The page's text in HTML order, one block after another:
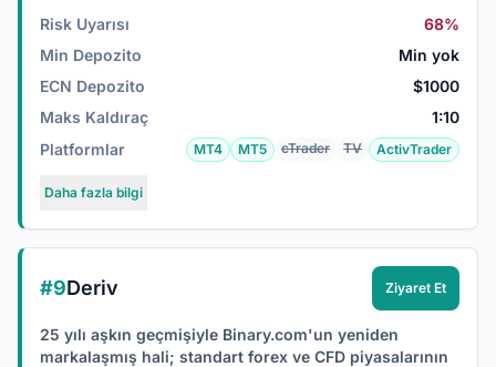
Risk Uyarısı
68%
Min Depozito
Min yok
ECN Depozito
$1000
Maks Kaldıraç
1:10
Platformlar
MT4 MT5 cTrader TV ActivTrader
Daha fazla bilgi
#9Deriv Ziyaret Et
25 yılı aşkın geçmişiyle Binary.com'un yeniden
markalaşmış hali; standart forex ve CFD piyasalarının